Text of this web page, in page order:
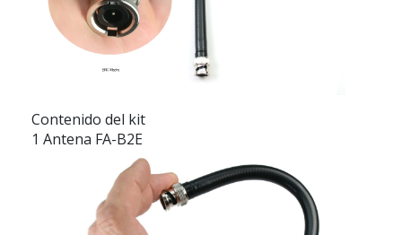
Contenido del kit
1 Antena FA-B2E